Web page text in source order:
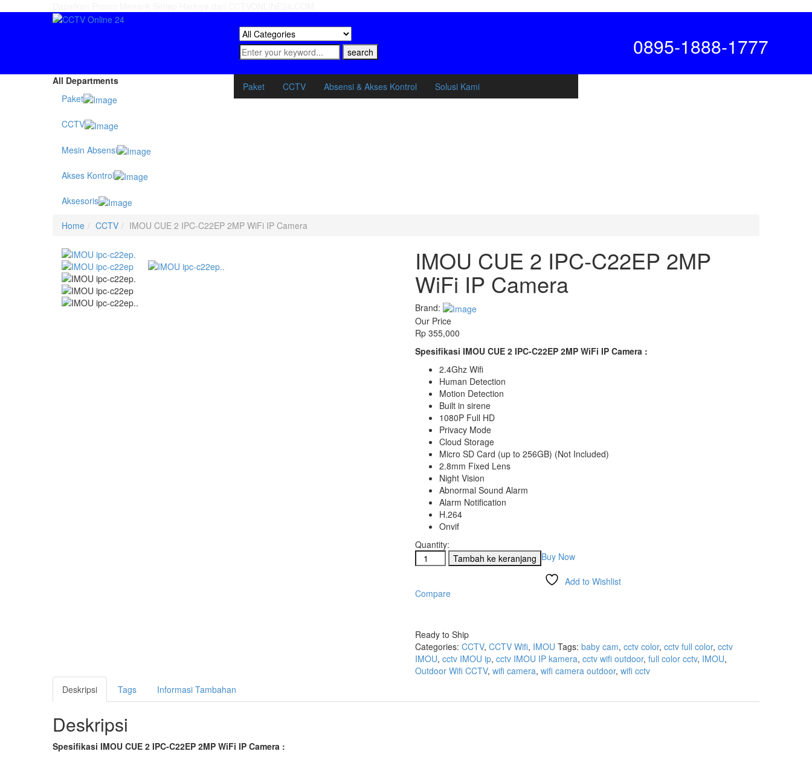
search 0895-1888-1777
All Departments
Paket
CCTV
Mesin Absensi
Akses Kontrol
Aksesoris
Paket CCTV Absensi & Akses Kontrol Solusi Kami
Home CCTV IMOU CUE 2 IPC-C22EP 2MP WiFi IP Camera
IMOU CUE 2 IPC-C22EP 2MP
WiFi IP Camera
Brand:
Our Price
Rp 355,000
Spesifikasi IMOU CUE 2 IPC-C22EP 2MP WiFi IP Camera :
2.4Ghz Wifi
Human Detection
Motion Detection
Built in sirene
1080P Full HD
Privacy Mode
Cloud Storage
Micro SD Card (up to 256GB) (Not Included)
2.8mm Fixed Lens
Night Vision
Abnormal Sound Alarm
Alarm Notification
H.264
Onvif
Quantity:
Kuantitas
IMOU
2
WiFi
IP
Camera
Tambah ke keranjang Buy Now
Add to Wishlist
Compare
Ready to Ship
Categories: CCTV, CCTV Wifi, IMOU Tags: baby cam, cctv color, cctv full color, cctv
IMOU, cctv IMOU ip, cctv IMOU IP kamera, cctv wifi outdoor, full color cctv, IMOU,
Outdoor Wifi CCTV, wifi camera, wifi camera outdoor, wifi cctv
Deskripsi
Tags Informasi Tambahan
Deskripsi
Spesifikasi IMOU CUE 2 IPC-C22EP 2MP WiFi IP Camera :